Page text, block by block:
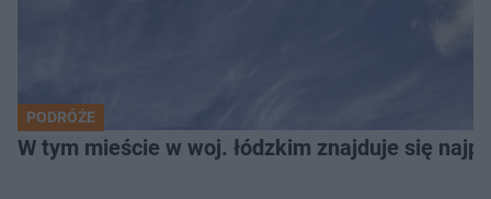
PODRÓŻE
W tym mieście w woj. łódzkim znajduje się